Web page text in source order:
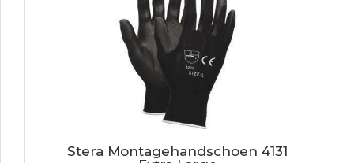
Stera Montagehandschoen 4131